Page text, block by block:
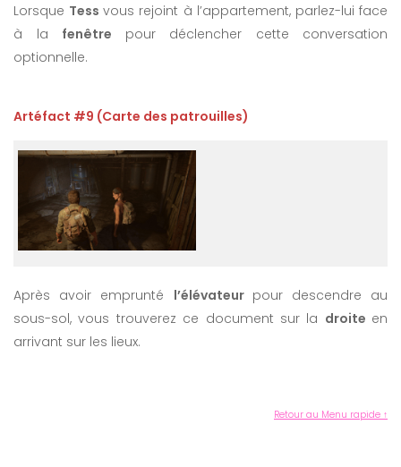
Lorsque Tessvous rejoint à l’appartement, parlez-lui face
à la fenêtre pour déclencher cette conversation
optionnelle.
Artéfact #9 (Carte des patrouilles)
Après avoir emprunté l’élévateur pour descendre au
sous-sol, vous trouverez ce document sur la droite en
arrivant sur les lieux.
Retour au Menu rapide ↑